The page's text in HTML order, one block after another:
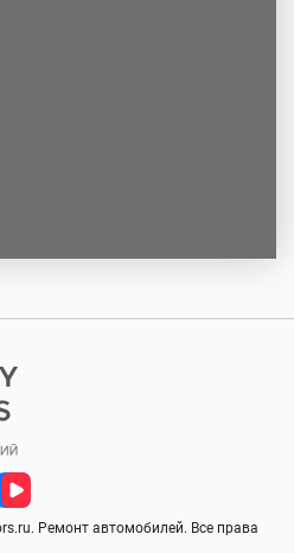
Ремонт автомобилей. Все права